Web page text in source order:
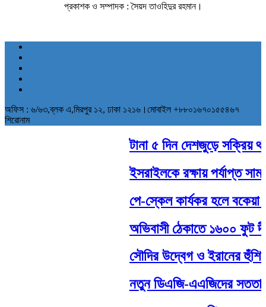
প্রকাশক ও সম্পাদক : সৈয়দ তাওহিদুর রহমান।
অফিস : ৬/৬৩,ব্লক এ,মিরপুর ১২, ঢাকা ১২১৬।মোবাইল +৮৮০১৬৭০১৫৫৪৬৭
শিরোনাম
টানা ৫ দিন দেশজুড়ে সক্রিয়
ইসরাইলকে রক্ষায় পর্যাপ্ত
পে-স্কেল কার্যকর হলে বকেয়া
অভিবাসী ঠেকাতে ১৬০০ ফুট
সৌদির উদ্বেগ ও ইরানের
নতুন ডিএজি-এএজিদের সততার